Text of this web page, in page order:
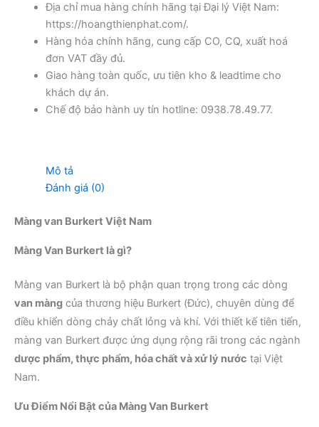
Địa chỉ mua hàng chính hãng tại Đại lý Việt Nam:
https://hoangthienphat.com/.
Hàng hóa chính hãng, cung cấp CO, CQ, xuất hoá
đơn VAT đầy đủ.
Giao hàng toàn quốc, ưu tiên kho & leadtime cho
khách dự án.
Chế độ bảo hành uy tín hotline: 0938.78.49.77.
Mô tả
Đánh giá (0)
Màng van Burkert Việt Nam
Màng Van Burkert là gì?
Màng van Burkert là bộ phận quan trọng trong các dòng
van màng của thương hiệu Burkert (Đức), chuyên dùng để
điều khiển dòng chảy chất lỏng và khí. Với thiết kế tiên tiến,
màng van Burkert được ứng dụng rộng rãi trong các ngành
dược phẩm, thực phẩm, hóa chất và xử lý nước tại Việt
Nam.
Ưu Điểm Nổi Bật của Màng Van Burkert